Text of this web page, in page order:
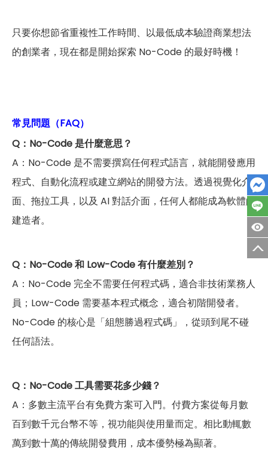
只要你想節省重複性工作時間、以最低成本驗證商業想法
的創業者，現在都是開始探索 No-Code 的最好時機！
常見問題（FAQ）
Q：No-Code 是什麼意思？
A：No-Code 是不需要撰寫任何程式語言，就能開發應用
程式、自動化流程或建立網站的開發方法。透過視覺化介
面、拖拉工具，以及 AI 對話介面，任何人都能成為軟體的
建造者。
Q：No-Code 和 Low-Code 有什麼差別？
A：No-Code 完全不需要任何程式碼，適合非技術業務人
員；Low-Code 需要基本程式概念，適合初階開發者。
No-Code 的核心是「組態勝過程式碼」，從頭到尾不碰
任何語法。
Q：No-Code 工具需要花多少錢？
A：多數主流平台有免費方案可入門。付費方案從每月數
百到數千元台幣不等，視功能與使用量而定。相比動輒數
萬到數十萬的傳統開發費用，成本優勢極為顯著。